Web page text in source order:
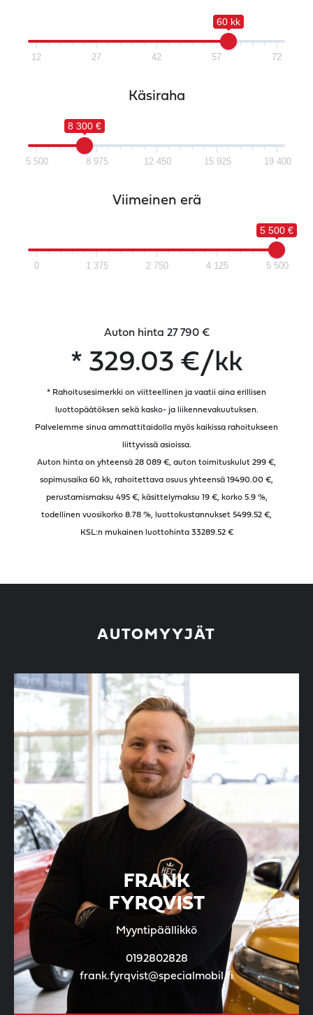
60 kk
12 27 42 57 72
Käsiraha
8 300 €
5 500 8 975 12 450 15 925 19 400
Viimeinen erä
5 500 €
0 1 375 2 750 4 125 5 500
Auton hinta 27 790 €
* 329.03 €/kk
* Rahoitusesimerkki on viitteellinen ja vaatii aina erillisen
luottopäätöksen sekä kasko- ja liikennevakuutuksen.
Palvelemme sinua ammattitaidolla myös kaikissa rahoitukseen
liittyvissä asioissa.
Auton hinta on yhteensä 28 089 €, auton toimituskulut 299 €,
sopimusaika 60 kk, rahoitettava osuus yhteensä 19490.00 €,
perustamismaksu 495 €, käsittelymaksu 19 €, korko 5.9 %,
todellinen vuosikorko 8.78 %, luottokustannukset 5499.52 €,
KSL:n mukainen luottohinta 33289.52€
AUTOMYYJÄT
FRANK
FYRQVIST
Myyntipäällikkö
0192802828
frank.fyrqvist@specialmobil.fi